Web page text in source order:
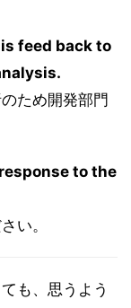
feed back to
ため開発部門
to the
い。
も、思うよう